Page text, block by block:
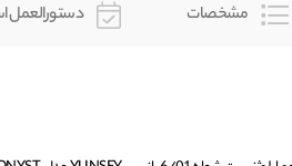
مشخصات دستورالعمل